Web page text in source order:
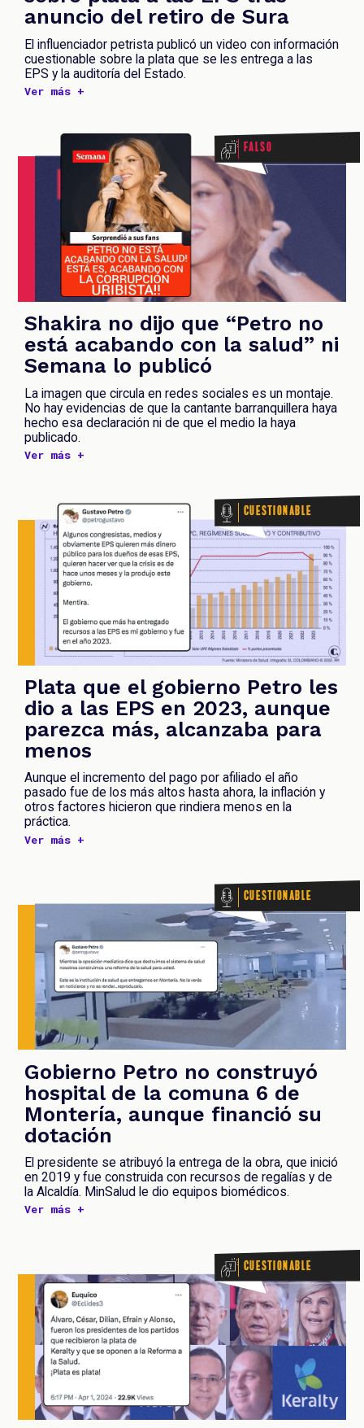
anuncio del retiro de Sura
El influenciador petrista publicó un video con información
cuestionable sobre la plata que se les entrega a las
EPS y la auditoría del Estado.
Ver más +
Falso
Shakira no dijo que “Petro no
está acabando con la salud” ni
Semana lo publicó
La imagen que circula en redes sociales es un montaje.
No hay evidencias de que la cantante barranquillera haya
hecho esa declaración ni de que el medio la haya
publicado.
Ver más +
Cuestionable
Plata que el gobierno Petro les
dio a las EPS en 2023, aunque
parezca más, alcanzaba para
menos
Aunque el incremento del pago por afiliado el año
pasado fue de los más altos hasta ahora, la inflación y
otros factores hicieron que rindiera menos en la
práctica.
Ver más +
Cuestionable
Gobierno Petro no construyó
hospital de la comuna 6 de
Montería, aunque financió su
dotación
El presidente se atribuyó la entrega de la obra, que inició
en 2019 y fue construida con recursos de regalías y de
la Alcaldía. MinSalud le dio equipos biomédicos.
Ver más +
Cuestionable